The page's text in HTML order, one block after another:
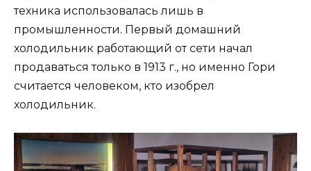
техника использовалась лишь в
промышленности. Первый домашний
холодильник работающий от сети начал
продаваться только в 1913 г., но именно Гори
считается человеком, кто изобрел
холодильник.